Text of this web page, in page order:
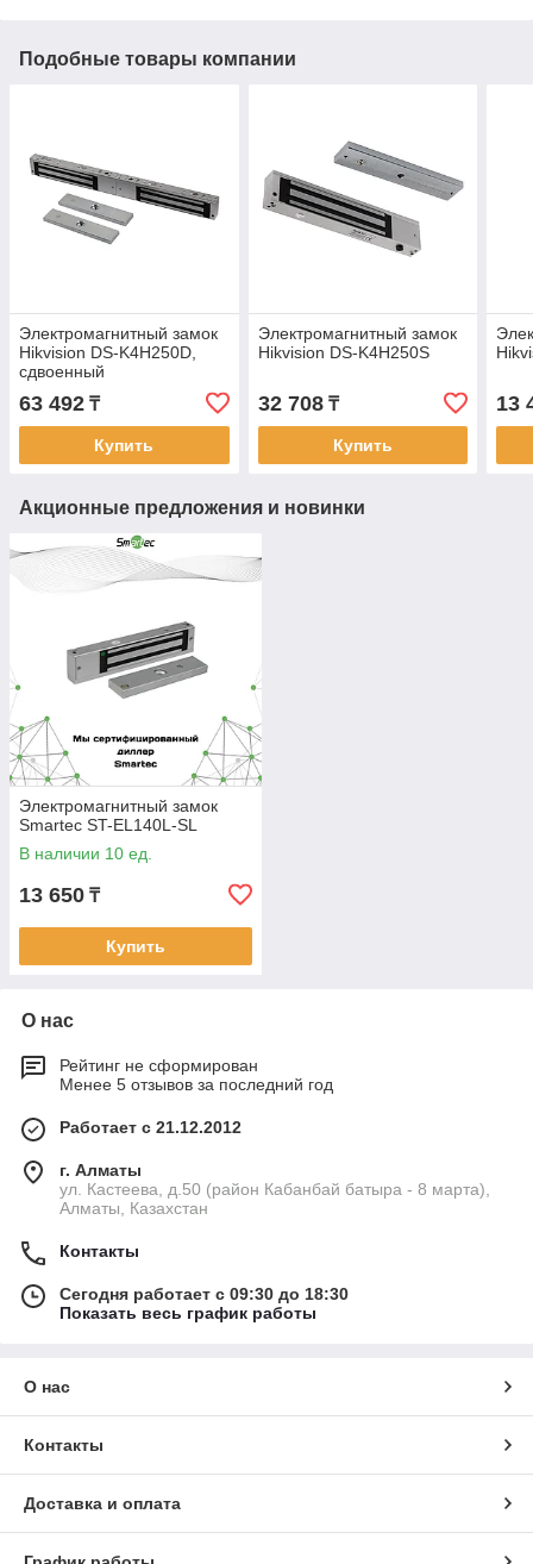
Подобные товары компании
Электромагнитный замок
Hikvision DS-K4H250D,
сдвоенный
63 492 ₸
Купить
Электромагнитный замок
Hikvision DS-K4H250S
32 708₸
Купить
13
Акционные предложения и новинки
Электромагнитный замок
Smartec ST-EL140L-SL
В наличии 10 ед.
13 650 ₸
Купить
О нас
Рейтинг не сформирован
Менее 5 отзывов за последний год
Работает с 21.12.2012
г. Алматы
ул. Кастеева, д.50 (район Кабанбай батыра - 8 марта),
Алматы, Казахстан
Контакты
Сегодня работает с 09:30 до 18:30
Показать весь график работы
О нас
Контакты
Доставка и оплата